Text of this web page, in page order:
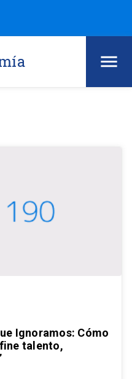
Ignoramos: Cómo
talento,